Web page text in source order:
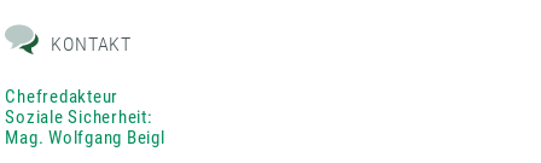
KONTAKT
Chefredakteur
Soziale Sicherheit:
Mag. Wolfgang Beigl